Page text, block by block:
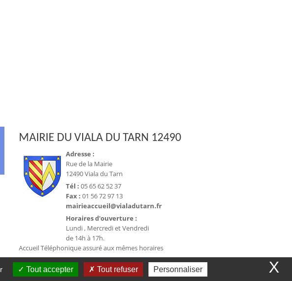
MAIRIE DU VIALA DU TARN 12490
Adresse :
Rue de la Mairie
12490 Viala du Tarn
Tél : 05 65 62 52 37
Fax : 01 56 72 97 13
mairieaccueil@vialadutarn.fr
Horaires d'ouverture :
Lundi , Mercredi et Vendredi
de 14h à 17h.
Accueil Téléphonique assuré aux mêmes horaires
internet pour mairie et collectivité - WeeCity X
Tout accepter Tout refuser Personnaliser